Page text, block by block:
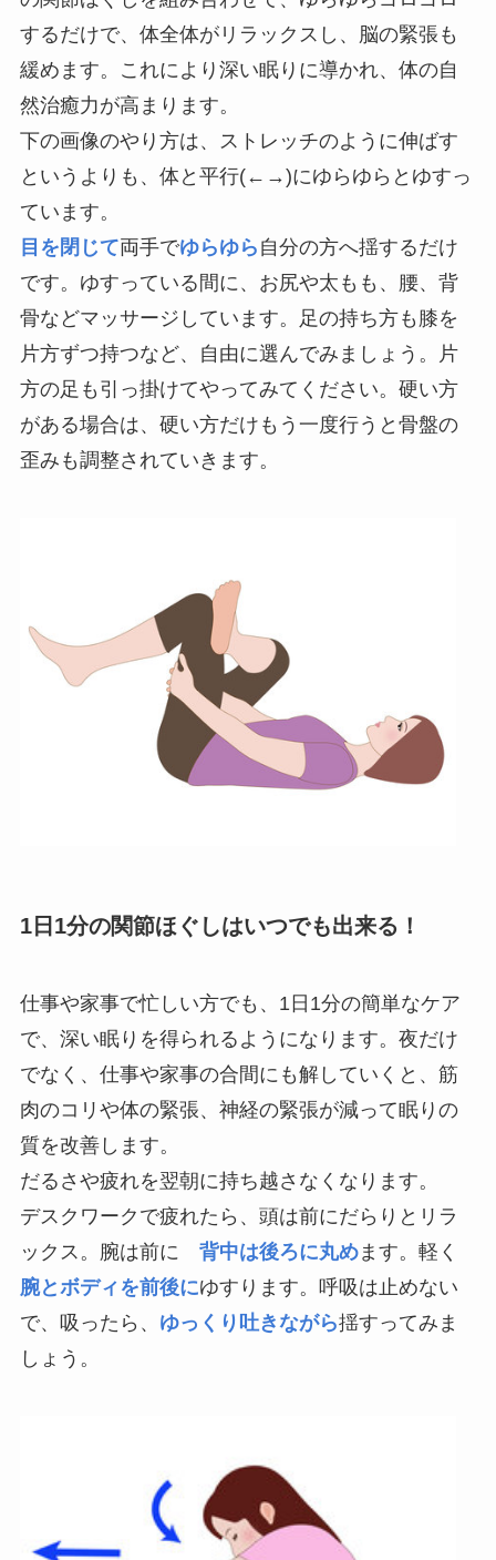
するだけで、体全体がリラックスし、脳の緊張も
緩めます。これにより深い眠りに導かれ、体の自
然治癒力が高まります。
下の画像のやり方は、ストレッチのように伸ばす
というよりも、体と平行(←→)にゆらゆらとゆすっ
ています。
目を閉じて両手でゆらゆら 自分の方へ揺するだけ
です。ゆすっている間に、お尻や太もも、腰、背
骨などマッサージしています。足の持ち方も膝を
片方ずつ持つなど、自由に選んでみましょう。片
方の足も引っ掛けてやってみてください。硬い方
がある場合は、硬い方だけもう一度行うと骨盤の
歪みも調整されていきます。
1日1分の関節ほぐしはいつでも出来る！
仕事や家事で忙しい方でも、1日1分の簡単なケア
で、深い眠りを得られるようになります。夜だけ
でなく、仕事や家事の合間にも解していくと、筋
肉のコリや体の緊張、神経の緊張が減って眠りの
質を改善します。
だるさや疲れを翌朝に持ち越さなくなります。
デスクワークで疲れたら、頭は前にだらりとリラ
ックス。腕は前に 背中は後ろに丸めます。軽く
腕とボディを前後にゆすります。呼吸は止めない
で、吸ったら、 ゆっくり吐きながら揺すってみま
しょう。